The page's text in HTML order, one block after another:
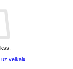
uz veikalu